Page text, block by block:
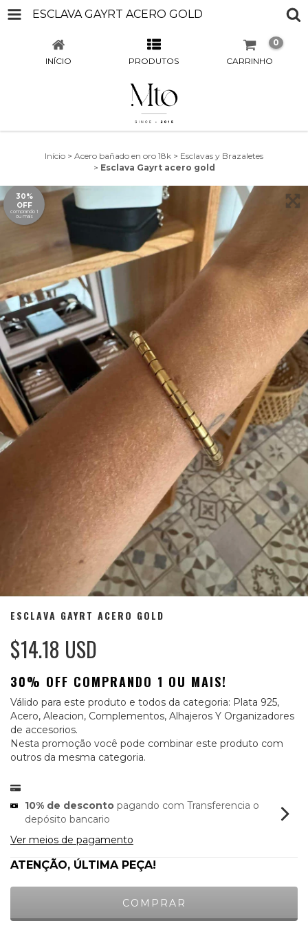
ESCLAVA GAYRT ACERO GOLD
INÍCIO PRODUTOS CARRINHO
0
Início > Acero bañado en oro 18k > Esclavas y Brazaletes
> Esclava Gayrt acero gold
30%
OFF
comprando 1
ou mais
ESCLAVA GAYRT ACERO GOLD
$14.18 USD
30% OFF COMPRANDO 1 OU MAIS!
Válido para este produto e todos da categoria: Plata 925,
Acero, Aleacion, Complementos, Alhajeros Y Organizadores
de accesorios.
Nesta promoção você pode combinar este produto com
outros da mesma categoria.
10% de desconto pagando com Transferencia o
depósito bancario
Ver meios de pagamento
ATENÇÃO, ÚLTIMA PEÇA!